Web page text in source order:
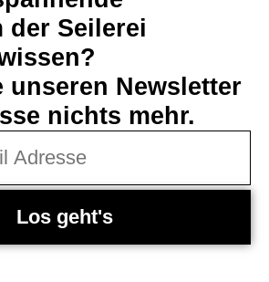
der Seilerei
unseren Newsletter
nichts mehr.
Los geht's